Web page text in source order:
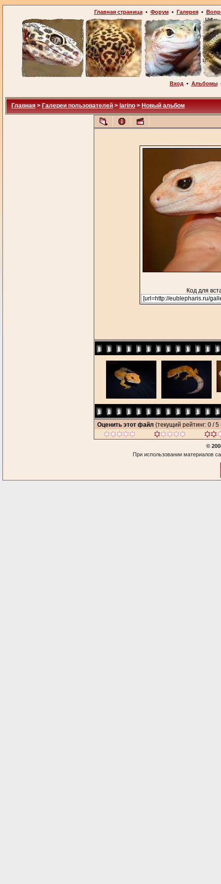
Главная страница• Форум• Галерея•
Вход • Альбомы
Главная > Галереи пользователей > larino > Новый альбом
Код для
Оценить этот файл (текущий рейтинг: 0 / 5
©
При использовании материалов